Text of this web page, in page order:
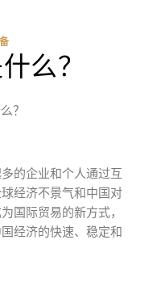
么？
？
的企业和个人通过互
经济不景气和中国对
国际贸易的新方式，
经济的快速、稳定和